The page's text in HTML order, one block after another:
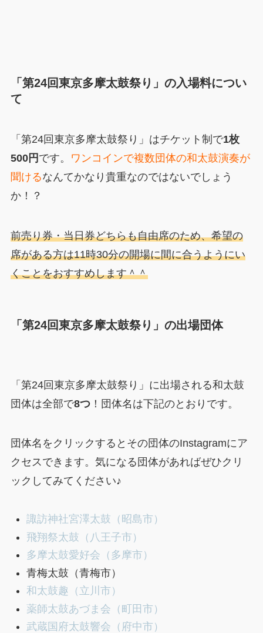
「第24回東京多摩太鼓祭り」の入場料につい
て
「第24回東京多摩太鼓祭り」はチケット制で1枚
500円 です。
ワンコインで複数団体の和太鼓演奏が
聞けるなんてかなり貴重なのではないでしょう
か！？
前売り券・当日券どちらも自由席のため、希望の
席がある方は11時30分の開場に間に合うようにい
くことをおすすめします＾＾
「第24回東京多摩太鼓祭り」の出場団体
「第24回東京多摩太鼓祭り」に出場される和太鼓
団体は全部で8つ！団体名は下記のとおりです。
団体名をクリックするとその団体のInstagramにア
クセスできます。気になる団体があればぜひクリ
ックしてみてください♪
諏訪神社宮澤太鼓（昭島市）
飛翔祭太鼓（八王子市）
多摩太鼓愛好会（多摩市）
青梅太鼓（青梅市）
和太鼓趣（立川市）
薬師太鼓あづま会（町田市）
武蔵国府太鼓響会（府中市）